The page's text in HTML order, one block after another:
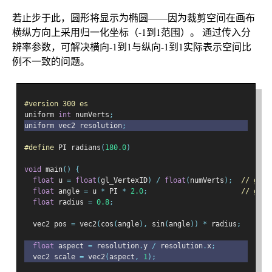
若止步于此，圆形将显示为椭圆——因为裁剪空间在画布
横纵方向上采用归一化坐标（-1到1范围）。 通过传入分
辨率参数，可解决横向-1到1与纵向-1到1实际表示空间比
例不一致的问题。
#version 300 es
uniform int numVerts ;
uniform vec2 resolution;
#define PI radians ( 180.0)
void main()
{
float u = float (gl_VertexID) / float ( numVerts );
//
float angle = u * PI * 2.0;
//
float radius = 0.8;
  vec2 pos
= vec2( cos (angle), sin(angle)) * radius ;
float aspect = resolution .y / resolution .x;
  vec2 scale
= vec2( aspect , 1);